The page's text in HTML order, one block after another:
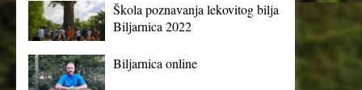
Škola poznavanja lekovitog bilja
Biljarnica 2022
Biljarnica online